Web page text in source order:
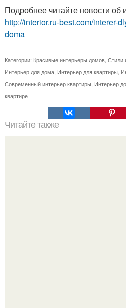
Подробнее читайте новости об
http://interior.ru-best.com/interer-
doma
Категории: Красивые интерьеры домов, Стили
Интерьер для дома, Интерьер для квартиры,
Современный интерьер квартиры, Интерьер
квартире
Читайте также